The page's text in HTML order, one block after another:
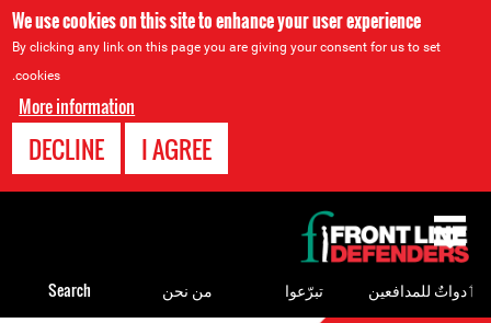
We use cookies on this site to enhance your user experience
By clicking any link on this page you are giving your consent for us to set
cookies.
More information
I AGREE
DECLINE
to
top
ٲدواتٌ للمدافعين تبرّعوا من نحن Search